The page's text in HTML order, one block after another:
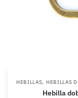
HEBILLAS, HEBILLAS
Hebilla